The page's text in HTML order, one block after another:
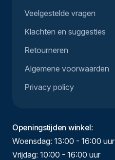
Veelgestelde vragen
Klachten en suggesties
Retourneren
Algemene voorwaarden
Privacy policy
Openingstijden winkel:
Woensdag: 13:00 - 16:00 uur
Vrijdag: 10:00 - 16:00 uur